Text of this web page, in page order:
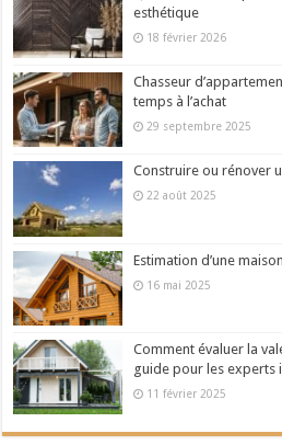
esthétique
18 février 2026
Chasseur
temps à l’achat
29 septembre 2025
Construire ou rénover
22 août 2025
Estimation d’une
16 mai 2025
Comment évaluer la
guide pour les experts
11 février 2025